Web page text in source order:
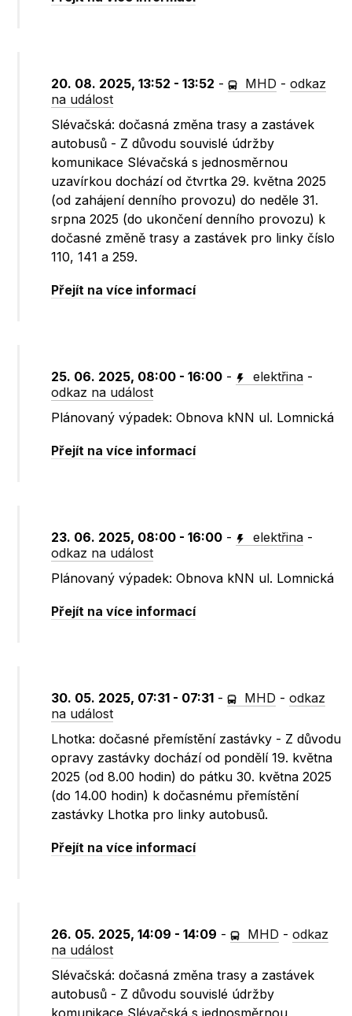
20. 08. 2025, 13:52 - 13:52 - MHD -odkaz
na událost
Slévačská: dočasná změna trasy a zastávek
autobusů - Z důvodu souvislé údržby
komunikace Slévačská s jednosměrnou
uzavírkou dochází od čtvrtka 29. května 2025
(od zahájení denního provozu) do neděle 31.
srpna 2025 (do ukončení denního provozu) k
dočasné změně trasy a zastávek pro linky číslo
110, 141 a 259.
Přejít na více informací
25. 06. 2025, 08:00 - 16:00 - elektřina -
odkaz na událost
Plánovaný výpadek: Obnova kNN ul. Lomnická
Přejít na více informací
23. 06. 2025, 08:00 - 16:00 - elektřina -
odkaz na událost
Plánovaný výpadek: Obnova kNN ul. Lomnická
Přejít na více informací
30. 05. 2025, 07:31 - 07:31 - MHD -odkaz
na událost
Lhotka: dočasné přemístění zastávky - Z důvodu
opravy zastávky dochází od pondělí 19. května
2025 (od 8.00 hodin) do pátku 30. května 2025
(do 14.00 hodin) k dočasnému přemístění
zastávky Lhotka pro linky autobusů.
Přejít na více informací
26. 05. 2025, 14:09 - 14:09 - MHD -odkaz
na událost
Slévačská: dočasná změna trasy a zastávek
autobusů - Z důvodu souvislé údržby
komunikace Slévačská s jednosměrnou